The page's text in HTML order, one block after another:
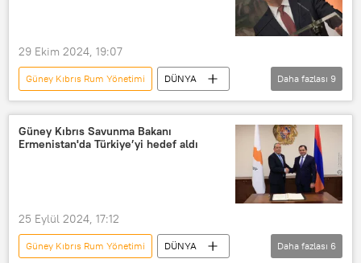
29 Ekim 2024, 19:07
Güney Kıbrıs Rum Yönetimi
DÜNYA
Güney Kıbrıs
Kıbrıs
Kıbrıs Sorunu
Kıbrıs Rum Kesimi
Kıbrıs Cumhuriyeti
Daha fazlası 9
Güney Kıbrıs Savunma Bakanı
Ermenistan'da Türkiye’yi hedef aldı
25 Eylül 2024, 17:12
Güney Kıbrıs Rum Yönetimi
DÜNYA
Daha fazlası 6